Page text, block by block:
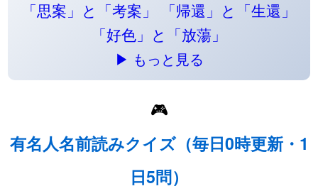
「思案」と「考案」
「帰還」と「生還」
「好色」と「放蕩」
▶ もっと見る
🎮
有名人名前読みクイズ（毎日0時更新・1
日5問）